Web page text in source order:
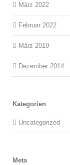
März 2022
Februar 2022
März 2019
Dezember 2014
Kategorien
Uncategorized
Meta